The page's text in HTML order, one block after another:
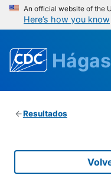
An official website of the
Here’s how you know
Resultados